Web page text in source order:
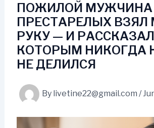
ПОЖИЛОЙ МУЖЧИНА
ПРЕСТАРЕЛЫХ ВЗЯЛ
РУКУ — И
КОТОРЫМ НИКОГДА
НЕ ДЕЛИЛСЯ
By livetine22@gmail.com /